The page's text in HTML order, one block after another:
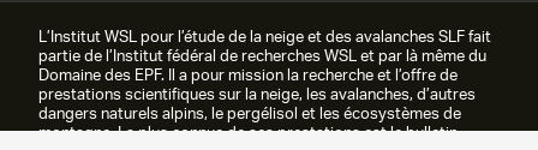
L’Institut WSL pour l’étude de la neige et des avalanches SLF fait
partie de l’Institut fédéral de recherches WSL et par là même du
Domaine des EPF. Il a pour mission la recherche et l’offre de
prestations scientifiques sur la neige, les avalanches, d’autres
dangers naturels alpins, le pergélisol et les écosystèmes de
montagne. La plus connue de ses prestations est le bulletin